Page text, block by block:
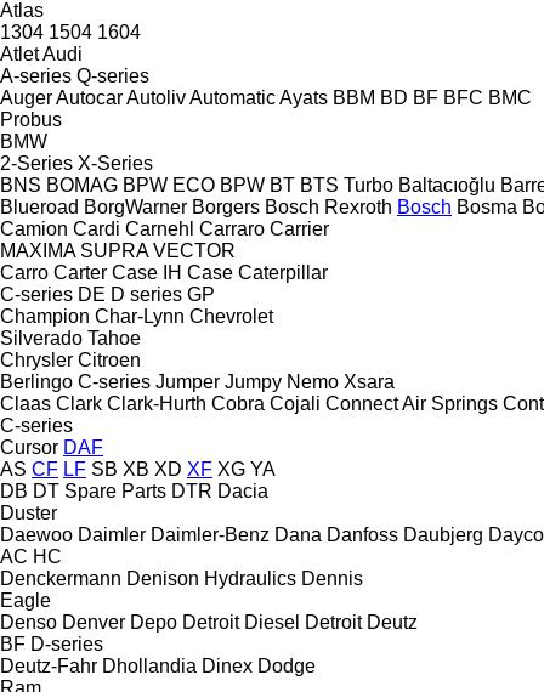
Atlas
1304 1504 1604
AtletAudi
A-series Q-series
AugerAutocarAutolivAutomaticAyats BBM BD BF BFC BMC
Probus
BMW
2-Series X-Series
BNS BOMAG BPW ECO BPW BT BTS Turbo Baltacıoğlu
Blueroad BorgWarner Borgers Bosch Rexroth Bosch Bosma
Camion Cardi Carnehl Carraro Carrier
MAXIMA SUPRA VECTOR
Carro Carter Case IH Case Caterpillar
C-series DE D series GP
Champion Char-Lynn Chevrolet
Silverado Tahoe
Chrysler Citroen
Berlingo C-series Jumper Jumpy Nemo Xsara
Claas Clark Clark-Hurth Cobra Cojali Connect Air Springs
C-series
Cursor DAF
AS CF LF SB XB XD XF XG YA
DB DT Spare Parts DTR Dacia
Duster
Daewoo Daimler Daimler-Benz Dana Danfoss Daubjerg Dayco
AC HC
Denckermann Denison Hydraulics Dennis
Eagle
Denso Denver Depo Detroit Diesel Detroit Deutz
BF D-series
Deutz-Fahr Dhollandia Dinex Dodge
Ram